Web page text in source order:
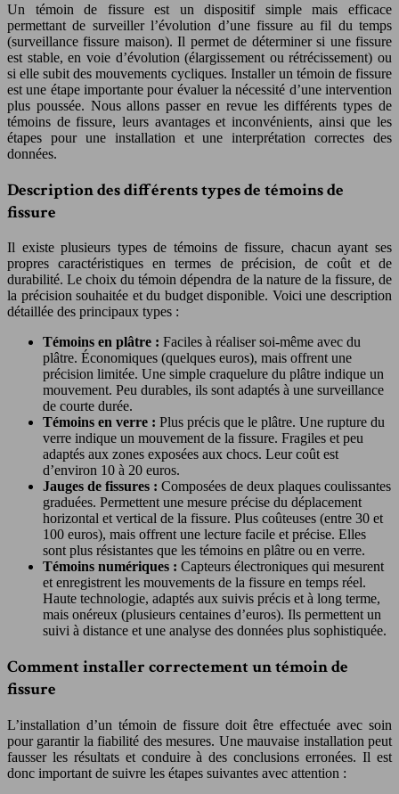
Un témoin de fissure est un dispositif simple mais efficace
permettant de surveiller l’évolution d’une fissure au fil du temps
(surveillance fissure maison). Il permet de déterminer si une fissure
est stable, en voie d’évolution (élargissement ou rétrécissement) ou
si elle subit des mouvements cycliques. Installer un témoin de fissure
est une étape importante pour évaluer la nécessité d’une intervention
plus poussée. Nous allons passer en revue les différents types de
témoins de fissure, leurs avantages et inconvénients, ainsi que les
étapes pour une installation et une interprétation correctes des
données.
Description des différents types de témoins de
fissure
Il existe plusieurs types de témoins de fissure, chacun ayant ses
propres caractéristiques en termes de précision, de coût et de
durabilité. Le choix du témoin dépendra de la nature de la fissure, de
la précision souhaitée et du budget disponible. Voici une description
détaillée des principaux types :
Témoins en plâtre : Faciles à réaliser soi-même avec du
plâtre. Économiques (quelques euros), mais offrent une
précision limitée. Une simple craquelure du plâtre indique un
mouvement. Peu durables, ils sont adaptés à une surveillance
de courte durée.
Témoins en verre : Plus précis que le plâtre. Une rupture du
verre indique un mouvement de la fissure. Fragiles et peu
adaptés aux zones exposées aux chocs. Leur coût est
d’environ 10 à 20 euros.
Jauges de fissures : Composées de deux plaques coulissantes
graduées. Permettent une mesure précise du déplacement
horizontal et vertical de la fissure. Plus coûteuses (entre 30 et
100 euros), mais offrent une lecture facile et précise. Elles
sont plus résistantes que les témoins en plâtre ou en verre.
Témoins numériques : Capteurs électroniques qui mesurent
et enregistrent les mouvements de la fissure en temps réel.
Haute technologie, adaptés aux suivis précis et à long terme,
mais onéreux (plusieurs centaines d’euros). Ils permettent un
suivi à distance et une analyse des données plus sophistiquée.
Comment installer correctement un témoin de
fissure
L’installation d’un témoin de fissure doit être effectuée avec soin
pour garantir la fiabilité des mesures. Une mauvaise installation peut
fausser les résultats et conduire à des conclusions erronées. Il est
donc important de suivre les étapes suivantes avec attention :